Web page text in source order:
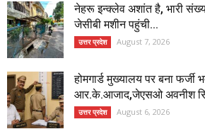
नेहरू इन्क्लेव अशांत है, भारी
जेसीबी मशीन पहुंची...
उत्तर प्रदेश August 7, 2026
होमगार्ड मुख्यालय पर बना फर्जी
आर.के.आजाद,जेएसओ अवनीश
उत्तर प्रदेश August 6, 2026